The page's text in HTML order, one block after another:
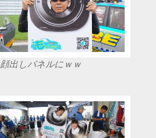
顔出しパネルにｗｗ